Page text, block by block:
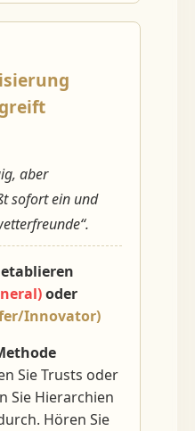
aber
sofort ein und
oder
Innovator)
Sie Trusts oder
Sie Hierarchien
Hören Sie